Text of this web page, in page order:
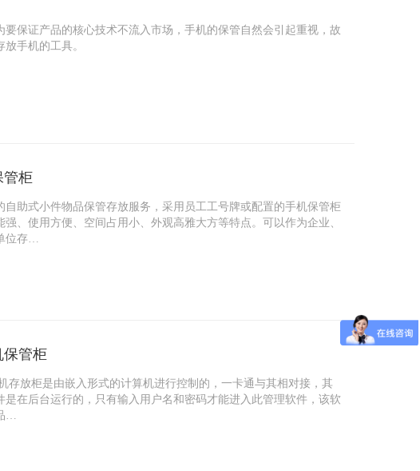
保证产品的核心技术不流入市场，手机的保管自然会引起重视，故
手机的工具。
管柜
助式小件物品保管存放服务，采用员工工号牌或配置的手机保管柜
、使用方便、空间占用小、外观高雅大方等特点。可以作为企业、
位存…
保管柜
存放柜是由嵌入形式的计算机进行控制的，一卡通与其相对接，其
在后台运行的，只有输入用户名和密码才能进入此管理软件，该软
…